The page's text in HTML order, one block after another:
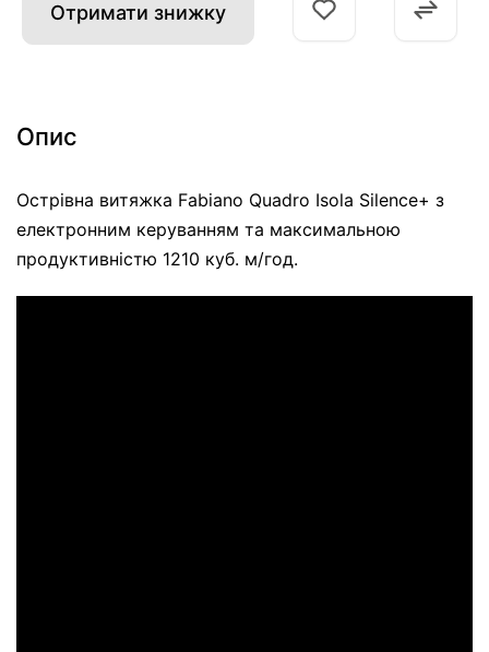
Отримати знижку
Опис
Острівна витяжка Fabiano Quadro Isola Silence+ з
електронним керуванням та максимальною
продуктивністю 1210 куб. м/год.